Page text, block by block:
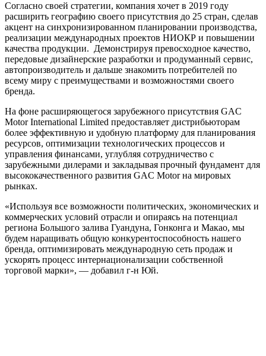
Согласно своей стратегии, компания хочет в 2019 году
расширить географию своего присутствия до 25 стран, сделав
акцент на синхронизированном планировании производства,
реализации международных проектов НИОКР и повышении
качества продукции. Демонстрируя превосходное качество,
передовые дизайнерские разработки и продуманный сервис,
автопроизводитель и дальше знакомить потребителей по
всему миру с преимуществами и возможностями своего
бренда.
На фоне расширяющегося зарубежного присутствия GAC
Motor International Limited предоставляет дистрибьюторам
более эффективную и удобную платформу для планирования
ресурсов, оптимизации технологических процессов и
управления финансами, углубляя сотрудничество с
зарубежными дилерами и закладывая прочный фундамент для
высококачественного развития GAC Motor на мировых
рынках.
«Используя все возможности политических, экономических и
коммерческих условий отрасли и опираясь на потенциал
региона Большого залива Гуандуна, Гонконга и Макао, мы
будем наращивать общую конкурентоспособность нашего
бренда, оптимизировать международную сеть продаж и
ускорять процесс интернационализации собственной
торговой марки», — добавил г-н Юй.